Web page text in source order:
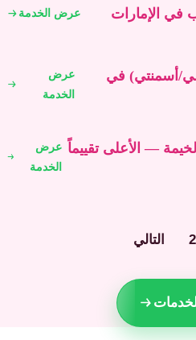
في الإمارات عرض الخدمة
أسمنتي) في
عرض
الخدمة
— الأعلى تقييماً عرض
الخدمة
2 التالي